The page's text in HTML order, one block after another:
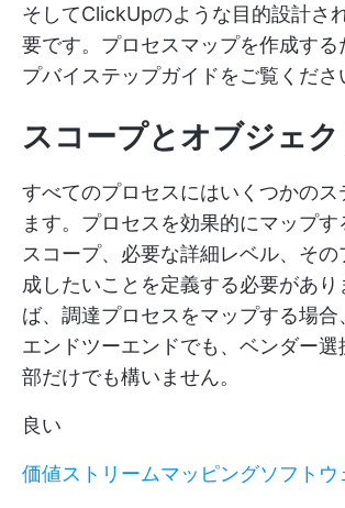
そしてClickUpのような目的設計さ
要です。プロセスマップを作成する
プバイステップガイドをご覧くださ
スコープとオブジェ
すべてのプロセスにはいくつかのス
ます。プロセスを効果的にマップ
スコープ、必要な詳細レベル、その
成したいことを定義する必要があり
ば、調達プロセスをマップする場合
エンドツーエンドでも、ベンダー選
部だけでも構いません。
良い
価値ストリームマッピングソフトウ